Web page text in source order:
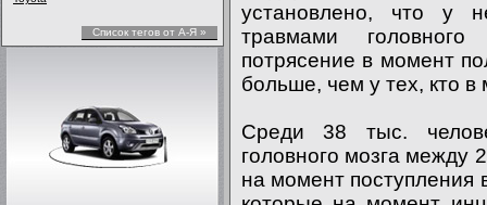
Список тегов от А-Я »
установлено, что у
травмами
потрясение в момент
больше, чем у тех, кто
Среди 38 тыс.
головного мозга между
на момент